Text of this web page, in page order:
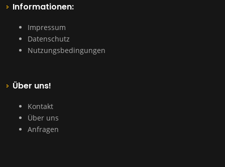
Informationen:
Impressum
Datenschutz
Nutzungsbedingungen
Über uns!
Kontakt
Über uns
Anfragen